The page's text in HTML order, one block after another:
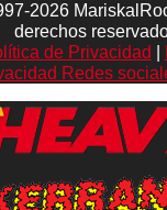
2026
derechos
de Privacidad
Redes